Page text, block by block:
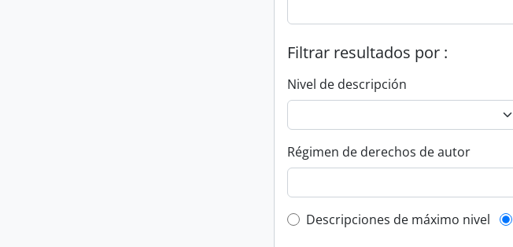
Filtrar resultados por :
Nivel de descripción
Régimen de derechos de autor
Top-level description filter
Descripciones de máximo nivel